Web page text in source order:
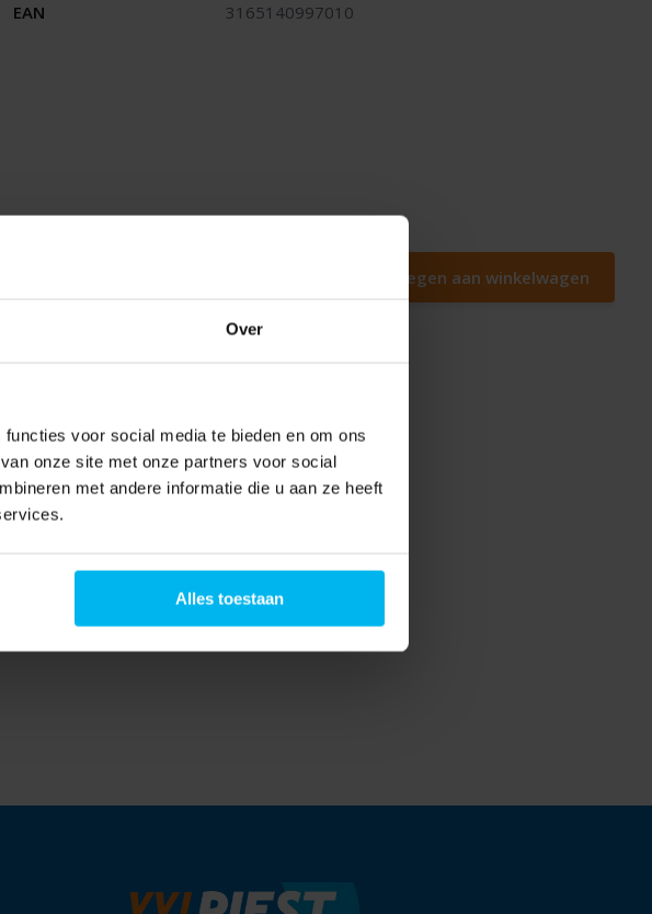
Over
voor social media te bieden en om ons
onze site met onze partners voor social
met andere informatie die u aan ze heeft
Alles toestaan
EAN 3165140997010
Toevoegen aan winkelwagen